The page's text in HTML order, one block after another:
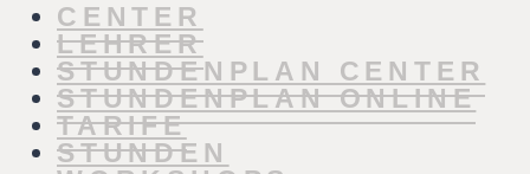
CENTER
LEHRER
STUNDENPLAN CENTER
STUNDENPLAN ONLINE
TARIFE
STUNDEN